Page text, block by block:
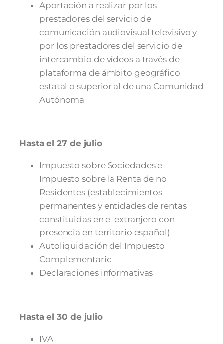
Aportación a realizar por los
prestadores del servicio de
comunicación audiovisual televisivo y
por los prestadores del servicio de
intercambio de vídeos a través de
plataforma de ámbito geográfico
estatal o superior al de una Comunidad
Autónoma
Hasta el 27 de julio
Impuesto sobre Sociedades e
Impuesto sobre la Renta de no
Residentes (establecimientos
permanentes y entidades de rentas
constituidas en el extranjero con
presencia en territorio español)
Autoliquidación del Impuesto
Complementario
Declaraciones informativas
Hasta el 30 de julio
IVA